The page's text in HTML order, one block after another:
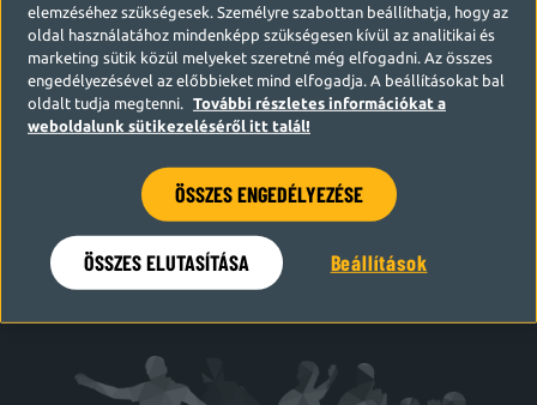
Hamarosan visszatérünk
elemzéséhez szükségesek. Személyre szabottan beállíthatja, hogy az
oldal használatához mindenképp szükségesen kívül az analitikai és
marketing sütik közül melyeket szeretné még elfogadni. Az összes
engedélyezésével az előbbieket mind elfogadja. A beállításokat bal
oldalt tudja megtenni.
További részletes információkat a
weboldalunk sütikezeléséről itt talál!
ÖSSZES ENGEDÉLYEZÉSE
ÖSSZES ELUTASÍTÁSA Beállítások